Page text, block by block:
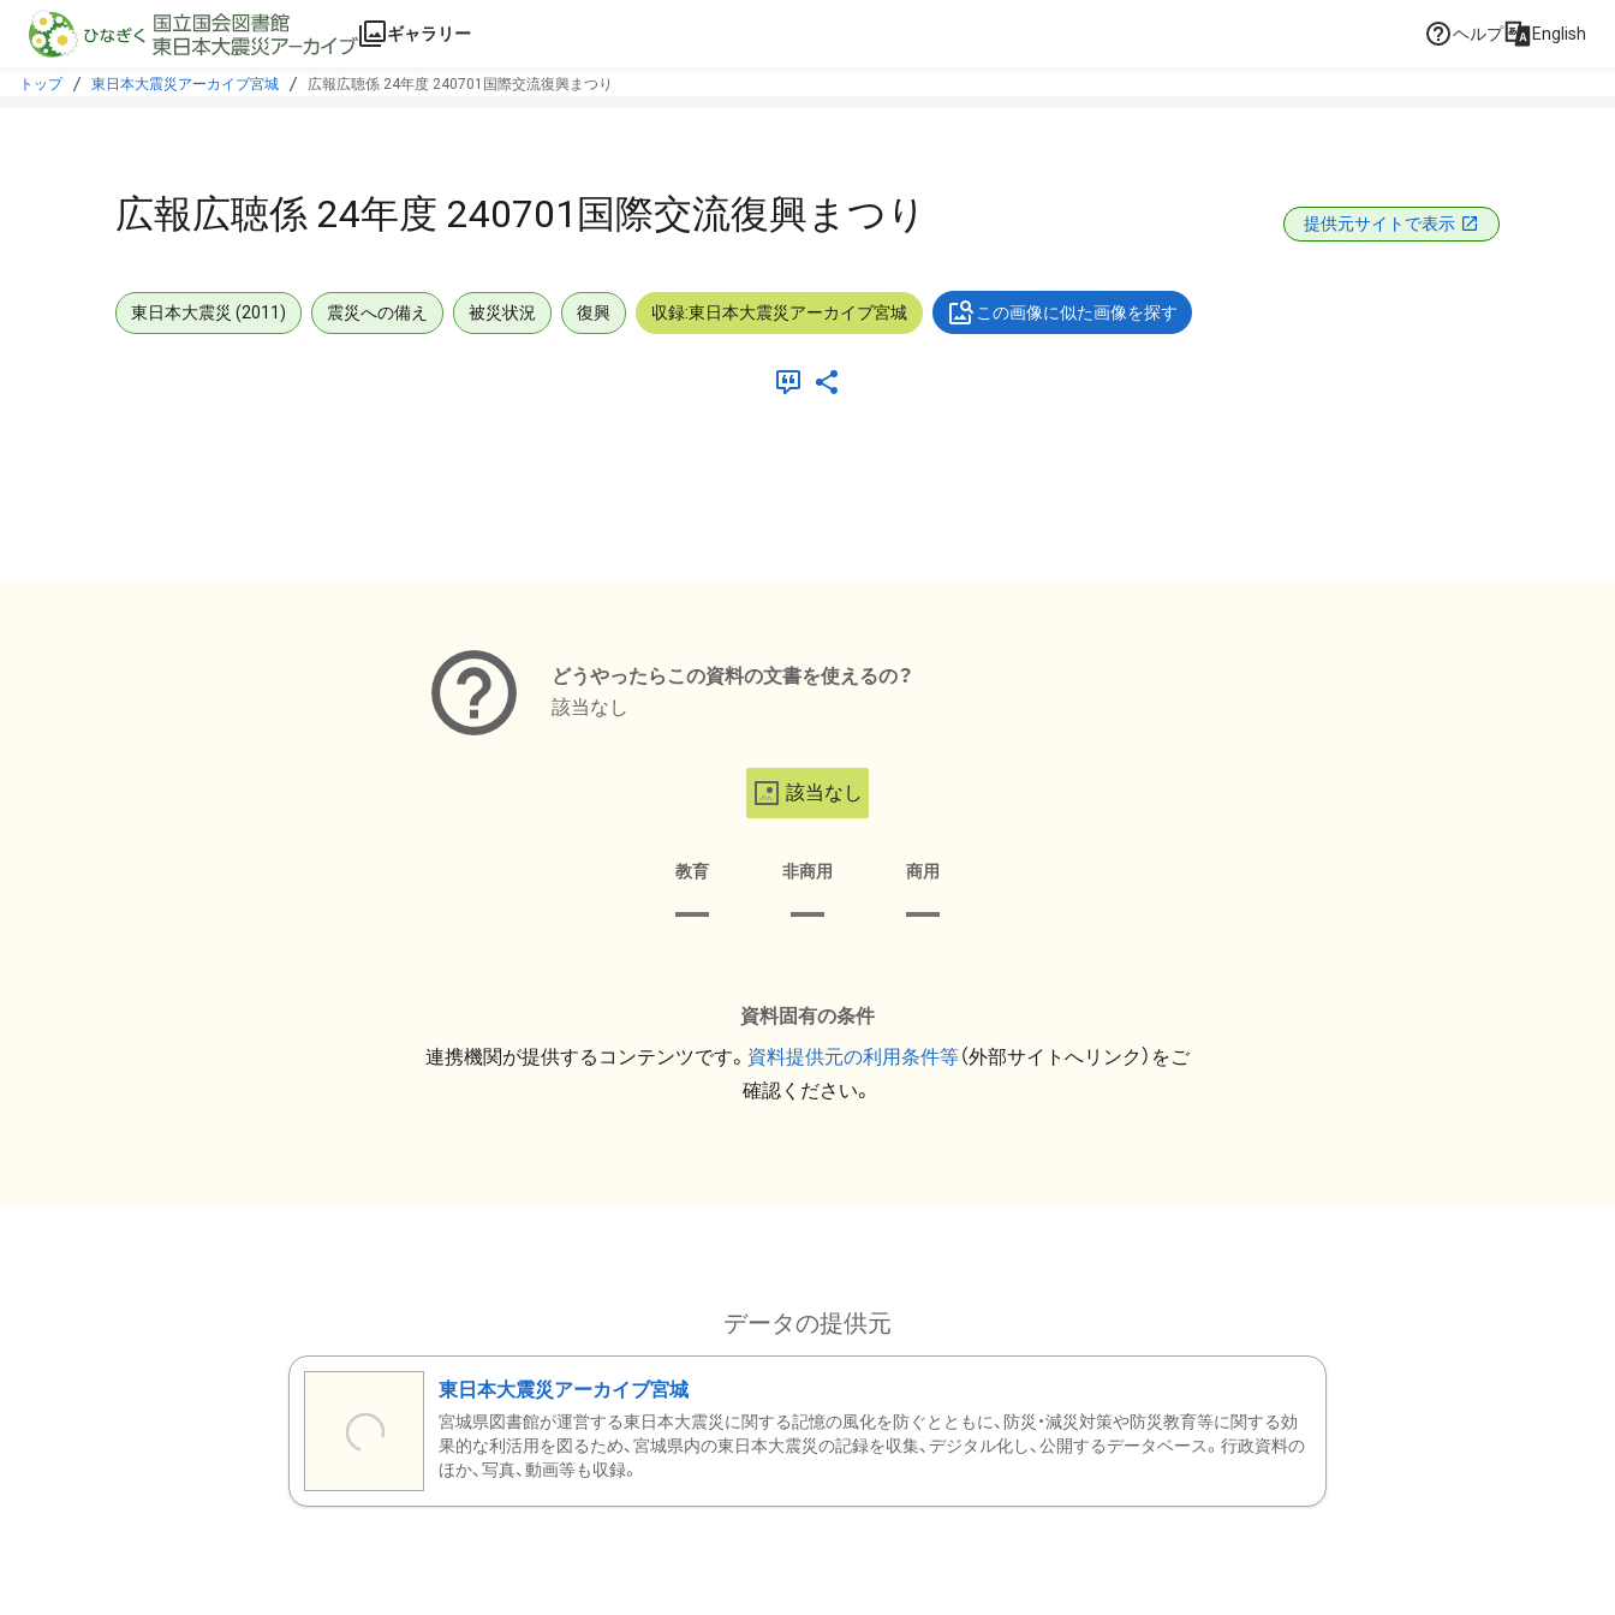
本文に飛ぶ
ギャラリー ヘルプ English
トップ 東日本大震災アーカイブ宮城 広報広聴係 24年度 240701国際交流復興まつり
広報広聴係 24年度 240701国際交流復興まつり 提供元サイトで表示
東日本大震災 (2011) 震災への備え 被災状況 復興 収録:東日本大震災アーカイブ宮城 この画像に似た画像を探す
どうやったらこの資料の文書を使えるの？
該当なし
該当なし
教育 非商用 商用
資料固有の条件
連携機関が提供するコンテンツです。 資料提供元の利用条件等（外部サイトへリンク）をご
確認ください。
データの提供元
東日本大震災アーカイブ宮城
宮城県図書館が運営する東日本大震災に関する記憶の風化を防ぐとともに、防災・減災対策や防災教育等に関する効
果的な利活用を図るため、宮城県内の東日本大震災の記録を収集、デジタル化し、公開するデータベース。行政資料の
ほか、写真、動画等も収録。